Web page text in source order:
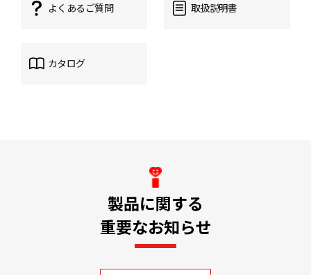
よくあるご質問 取扱説明書
カタログ
製品に関する
重要なお知らせ